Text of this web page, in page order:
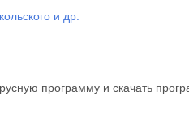
и др.
программу и скачать